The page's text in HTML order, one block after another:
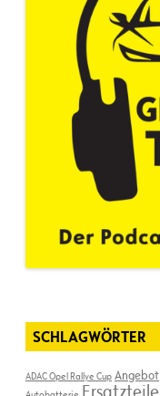
SCHLAGWÖRTER
ADAC Opel Rallye Cup Angebot
Ersatzteile